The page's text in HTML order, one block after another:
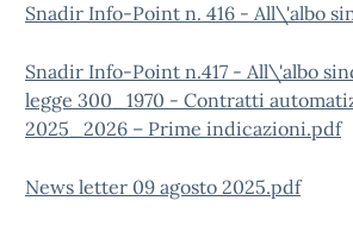
Snadir Info-Point n. 416 - All\'albo
Snadir Info-Point n.417 - All\'albo
legge 300_1970 - Contratti
2025_2026 – Prime indicazioni.pdf
News letter 09 agosto 2025.pdf